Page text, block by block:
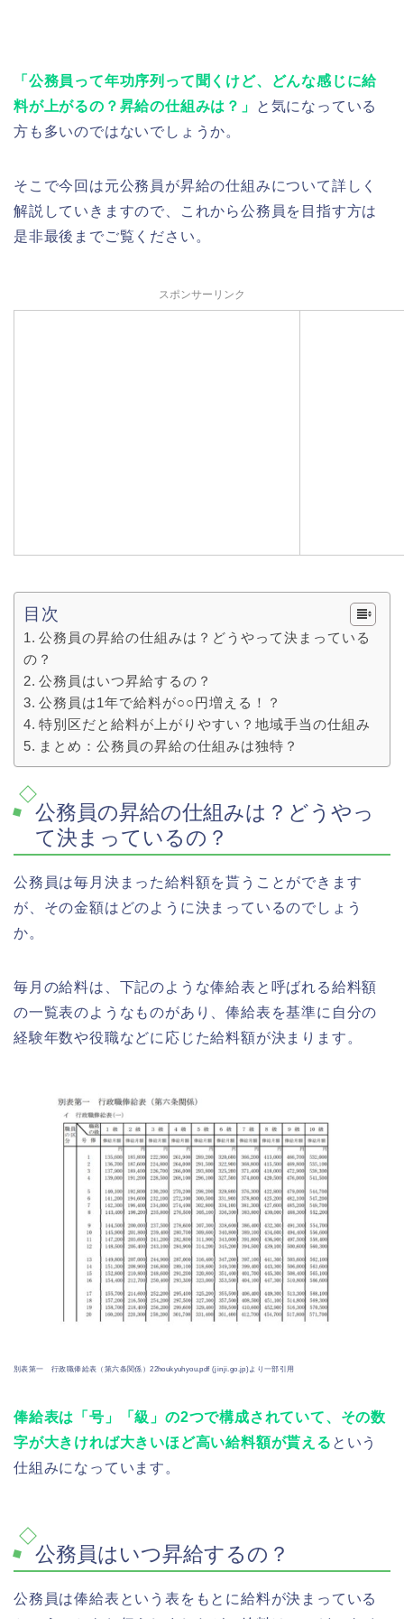
「公務員って年功序列って聞くけど、どんな感じに給
料が上がるの？昇給の仕組みは？」
と気になっている
方も多いのではないでしょうか。
そこで今回は元公務員が昇給の仕組みについて詳しく
解説していきますので、これから公務員を目指す方は
是非最後までご覧ください。
スポンサーリンク
目次
公務員の昇給の仕組みは？どうやって決まっている
の？
公務員はいつ昇給するの？
公務員は1年で給料が○○円増える！？
特別区だと給料が上がりやすい？地域手当の仕組み
まとめ：公務員の昇給の仕組みは独特？
公務員の昇給の仕組みは？どうやっ
て決まっているの？
公務員は毎月決まった給料額を貰うことができます
が、その金額はどのように決まっているのでしょう
か。
毎月の給料は、下記のような俸給表と呼ばれる給料額
の一覧表のようなものがあり、俸給表を基準に自分の
経験年数や役職などに応じた給料額が決まります。
別表第一 行政職俸給表（第六条関係）22houkyuhyou.pdf (jinji.go.jp)より一部引用
俸給表は「号」「級」の2つで構成されていて、その数
字が大きければ大きいほど高い給料額が貰える という
仕組みになっています。
公務員はいつ昇給するの？
公務員は俸給表という表をもとに給料が決まっている